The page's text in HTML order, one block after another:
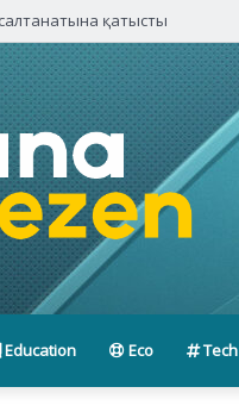
Education Eco Tech